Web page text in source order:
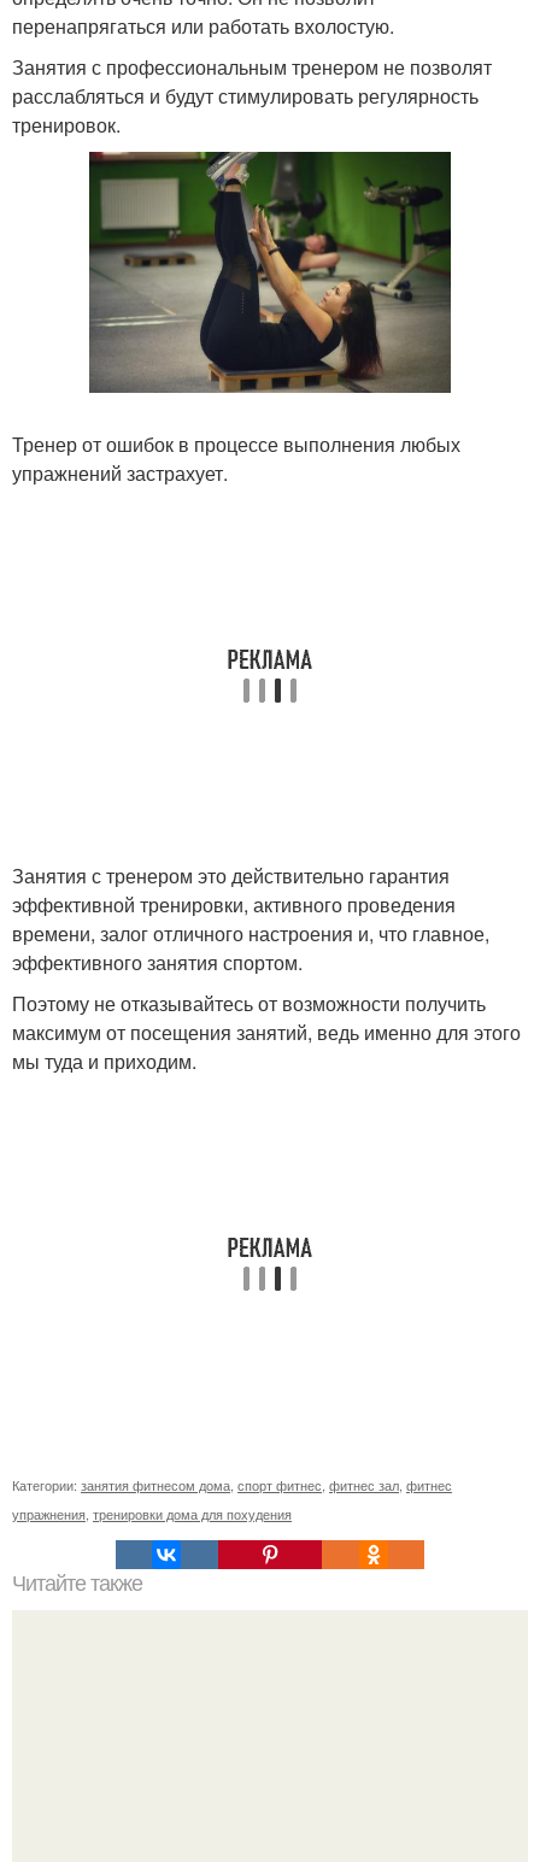
перенапрягаться или работать вхолостую.
Занятия с профессиональным тренером не позволят
расслабляться и будут стимулировать регулярность
тренировок.
Тренер от ошибок в процессе выполнения любых
упражнений застрахует.
Занятия с тренером это действительно гарантия
эффективной тренировки, активного проведения
времени, залог отличного настроения и, что главное,
эффективного занятия спортом.
Поэтому не отказывайтесь от возможности получить
максимум от посещения занятий, ведь именно для этого
мы туда и приходим.
Категории: занятия фитнесом дома, спорт фитнес, фитнес зал, фитнес
упражнения, тренировки дома для похудения
Читайте также